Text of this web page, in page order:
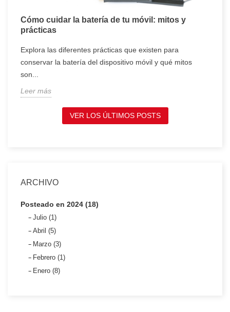
Cómo cuidar la batería de tu móvil: mitos y
prácticas
Explora las diferentes prácticas que existen para
conservar la batería del dispositivo móvil y qué mitos
son...
Leer más
VER LOS ÚLTIMOS POSTS
ARCHIVO
Posteado en 2024 (18)
Julio (1)
Abril (5)
Marzo (3)
Febrero (1)
Enero (8)